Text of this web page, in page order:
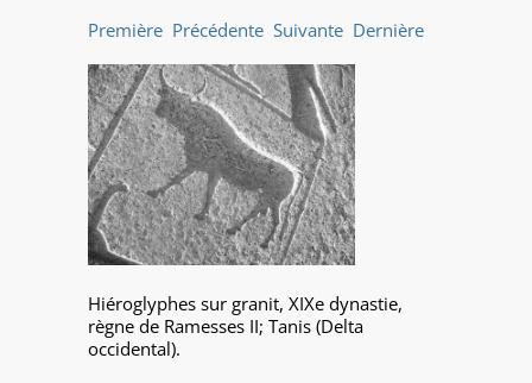
Première Précédente Suivante Dernière
Hiéroglyphes sur granit, XIXe dynastie,
règne de Ramesses II; Tanis (Delta
occidental).